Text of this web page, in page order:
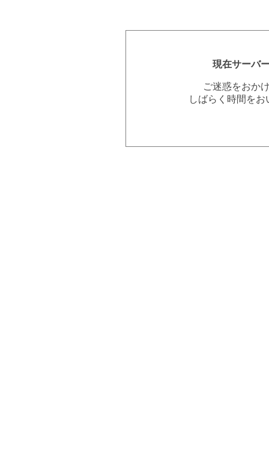
現在サーバ
ご迷惑をおか
しばらく時間を